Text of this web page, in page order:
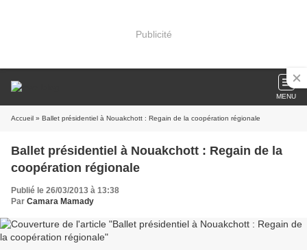
Publicité
MENU
Accueil » Ballet présidentiel à Nouakchott : Regain de la coopération régionale
Ballet présidentiel à Nouakchott : Regain de la
coopération régionale
Publié le 26/03/2013 à 13:38
Par Camara Mamady